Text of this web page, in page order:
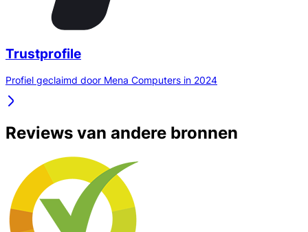
Trustprofile
Profiel geclaimd door Mena Computers in 2024
Reviews van andere bronnen